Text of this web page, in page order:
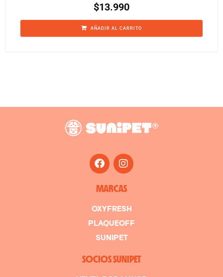
$13.990
AÑADIR AL CARRITO
MARCAS
OXYFRESH
PLAQUEOFF
SUNIPET
SOCIOS SUNIPET